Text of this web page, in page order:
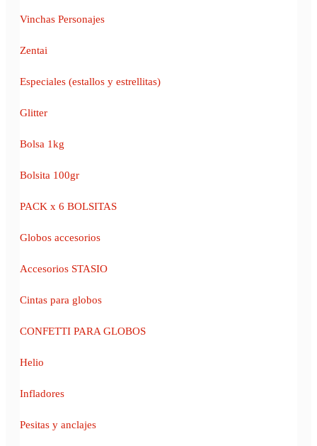
Vinchas Personajes
Zentai
Especiales (estallos y estrellitas)
Glitter
Bolsa 1kg
Bolsita 100gr
PACK x 6 BOLSITAS
Globos accesorios
Accesorios STASIO
Cintas para globos
CONFETTI PARA GLOBOS
Helio
Infladores
Pesitas y anclajes